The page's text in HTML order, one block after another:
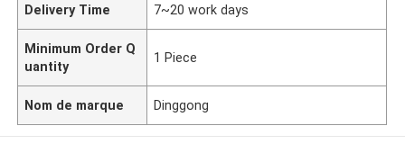
Delivery Time 7~20 work days
Minimum Order Q
uantity
1 Piece
Nom de marque Dinggong